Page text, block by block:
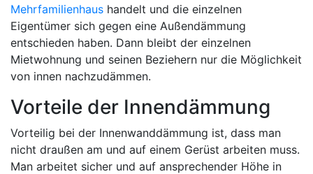
Mehrfamilienhaus handelt und die einzelnen
Eigentümer sich gegen eine Außendämmung
entschieden haben. Dann bleibt der einzelnen
Mietwohnung und seinen Beziehern nur die Möglichkeit
von innen nachzudämmen.
Vorteile der Innendämmung
Vorteilig bei der Innenwanddämmung ist, dass man
nicht draußen am und auf einem Gerüst arbeiten muss.
Man arbeitet sicher und auf ansprechender Höhe in